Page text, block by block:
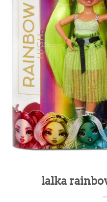
lalka